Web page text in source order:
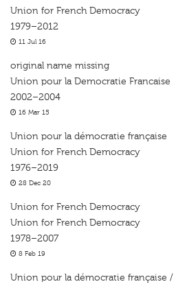
Union for French Democracy
1979–2012
11 Jul 16
original name missing
Union pour la Democratie Francaise
2002–2004
16 Mar 15
Union pour la démocratie française
Union for French Democracy
1976–2019
28 Dec 20
Union for French Democracy
Union for French Democracy
1978–2007
8 Feb 19
Union pour la démocratie française /